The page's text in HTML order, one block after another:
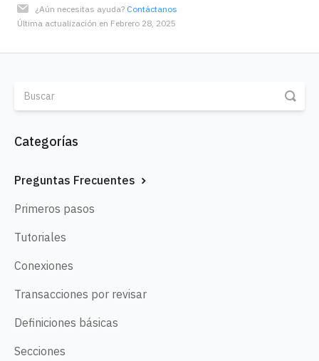
¿Aún necesitas ayuda? Contáctanos
Última actualización en Febrero 28, 2025
Categorías
Preguntas Frecuentes
Primeros pasos
Tutoriales
Conexiones
Transacciones por revisar
Definiciones básicas
Secciones